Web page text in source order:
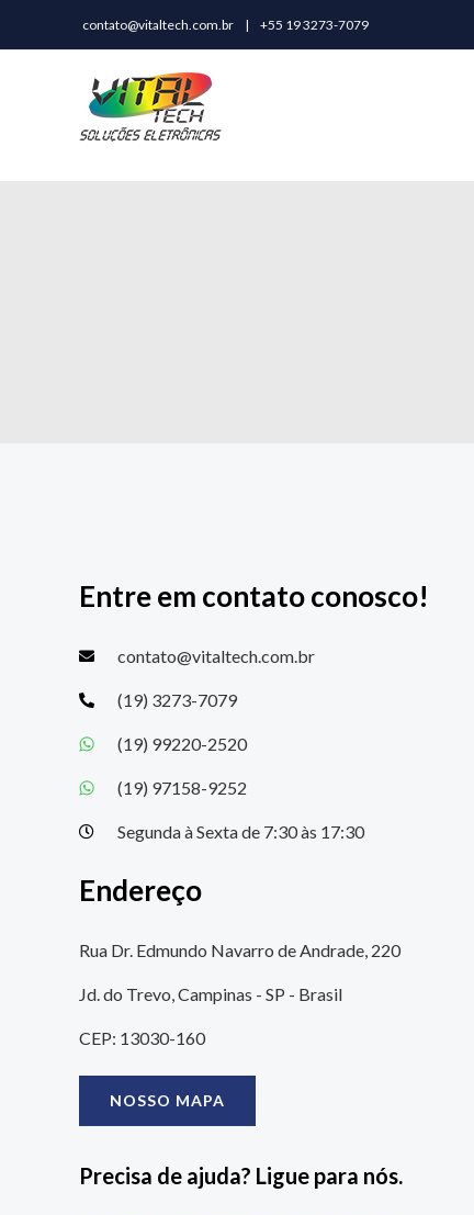
contato@vitaltech.com.br | +55 19 3273-7079
Entre em contato conosco!
contato@vitaltech.com.br
(19) 3273-7079
(19) 99220-2520
(19) 97158-9252
Segunda à Sexta de 7:30 às 17:30
Endereço
Rua Dr. Edmundo Navarro de Andrade, 220
Jd. do Trevo, Campinas - SP - Brasil
CEP: 13030-160
NOSSO MAPA
Precisa de ajuda? Ligue para nós.